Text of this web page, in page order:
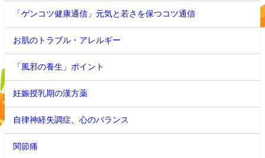
「ゲンコツ健康通信」元気と若さを保つコツ通信
お肌のトラブル・アレルギー
「風邪の養生」ポイント
妊娠授乳期の漢方薬
自律神経失調症、心のバランス
関節痛